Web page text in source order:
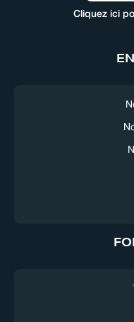
Cliquez ici